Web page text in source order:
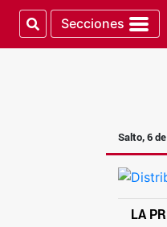
Secciones
Salto, 6
LA